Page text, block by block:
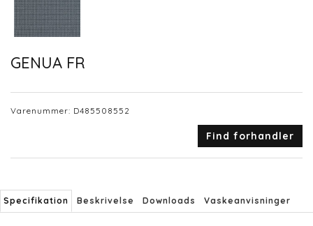
GENUA FR
Varenummer: D485508552
Find forhandler
Specifikation Beskrivelse Downloads Vaskeanvisninger